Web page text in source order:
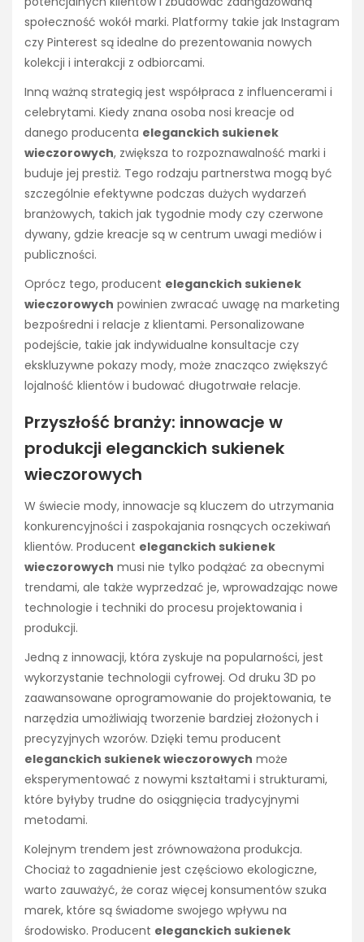
społeczność wokół marki. Platformy takie jak Instagram
czy Pinterest są idealne do prezentowania nowych
kolekcji i interakcji z odbiorcami.
Inną ważną strategią jest współpraca z influencerami i
celebrytami. Kiedy znana osoba nosi kreacje od
danego producenta eleganckich sukienek
wieczorowych, zwiększa to rozpoznawalność marki i
buduje jej prestiż. Tego rodzaju partnerstwa mogą być
szczególnie efektywne podczas dużych wydarzeń
branżowych, takich jak tygodnie mody czy czerwone
dywany, gdzie kreacje są w centrum uwagi mediów i
publiczności.
Oprócz tego, producent eleganckich sukienek
wieczorowych powinien zwracać uwagę na marketing
bezpośredni i relacje z klientami. Personalizowane
podejście, takie jak indywidualne konsultacje czy
ekskluzywne pokazy mody, może znacząco zwiększyć
lojalność klientów i budować długotrwałe relacje.
Przyszłość branży: innowacje w
produkcji eleganckich sukienek
wieczorowych
W świecie mody, innowacje są kluczem do utrzymania
konkurencyjności i zaspokajania rosnących oczekiwań
klientów. Producent eleganckich sukienek
wieczorowych musi nie tylko podążać za obecnymi
trendami, ale także wyprzedzać je, wprowadzając nowe
technologie i techniki do procesu projektowania i
produkcji.
Jedną z innowacji, która zyskuje na popularności, jest
wykorzystanie technologii cyfrowej. Od druku 3D po
zaawansowane oprogramowanie do projektowania, te
narzędzia umożliwiają tworzenie bardziej złożonych i
precyzyjnych wzorów. Dzięki temu producent
eleganckich sukienek wieczorowych może
eksperymentować z nowymi kształtami i strukturami,
które byłyby trudne do osiągnięcia tradycyjnymi
metodami.
Kolejnym trendem jest zrównoważona produkcja.
Chociaż to zagadnienie jest częściowo ekologiczne,
warto zauważyć, że coraz więcej konsumentów szuka
marek, które są świadome swojego wpływu na
środowisko. Producent eleganckich sukienek